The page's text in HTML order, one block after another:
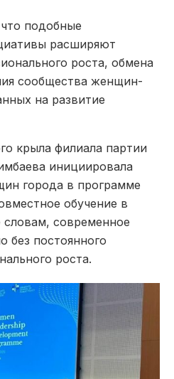
подобные
расширяют
роста, обмена
сообщества женщин-
на развитие
крыла филиала партии
инициировала
города в программе
обучение в
современное
без постоянного
роста.